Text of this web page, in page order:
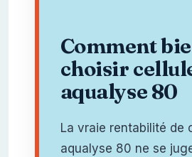
Comment
choisir
aqualyse 80
La vraie rentabilité de
aqualyse 80 ne se